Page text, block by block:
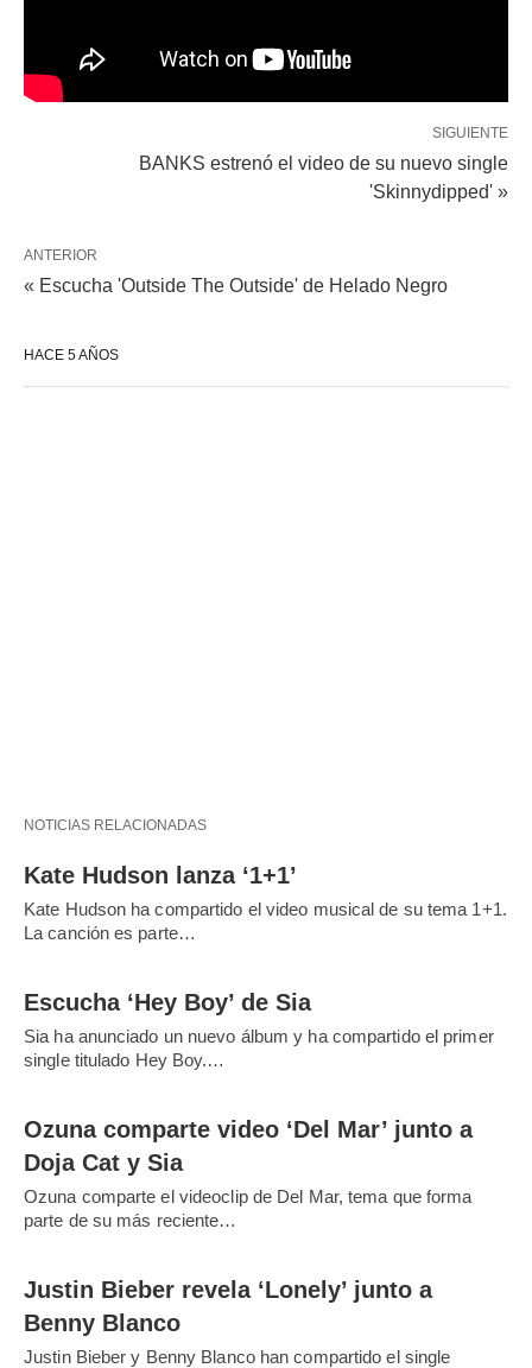
SIGUIENTE
BANKS estrenó el video de su nuevo single
'Skinnydipped' »
ANTERIOR
« Escucha 'Outside The Outside' de Helado Negro
HACE 5 AÑOS
NOTICIAS RELACIONADAS
Kate Hudson lanza ‘1+1’
Kate Hudson ha compartido el video musical de su tema 1+1.
La canción es parte…
Escucha ‘Hey Boy’ de Sia
Sia ha anunciado un nuevo álbum y ha compartido el primer
single titulado Hey Boy.…
Ozuna comparte video ‘Del Mar’ junto a
Doja Cat y Sia
Ozuna comparte el videoclip de Del Mar, tema que forma
parte de su más reciente…
Justin Bieber revela ‘Lonely’ junto a
Benny Blanco
Justin Bieber y Benny Blanco han compartido el single